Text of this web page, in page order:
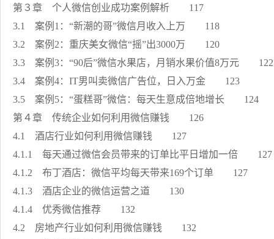
第３章 个人微信创业成功案例解析 117
3.1 案例1：“新潮的哥”微信月收入上万 118
3.2 案例2：重庆美女微信“摇”出3000万 120
3.3 案例3：“90后”微信水果店，月销水果价值8万元
3.4 案例4：IT男叫卖微信广告位，日入万金 123
3.5 案例5：“蛋糕哥”微信：每天生意成倍地增长 124
第４章 传统企业如何利用微信赚钱 126
4.1 酒店行业如何利用微信赚钱 127
4.1.1 每天通过微信会员带来的订单比平日增加一倍 127
4.1.2 布丁酒店：微信平均每天带来169个订单 127
4.1.3 酒店企业的微信运营之道 130
4.1.4 优秀微信推荐 132
4.2 房地产行业如何利用微信赚钱 132